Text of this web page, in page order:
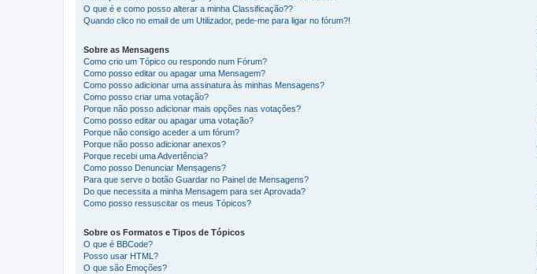
O que é e como posso alterar a minha Classificação??
Quando clico no email de um Utilizador, pede-me para ligar no fórum?!
Sobre as Mensagens
Como crio um Tópico ou respondo num Fórum?
Como posso editar ou apagar uma Mensagem?
Como posso adicionar uma assinatura às minhas Mensagens?
Como posso criar uma votação?
Porque não posso adicionar mais opções nas votações?
Como posso editar ou apagar uma votação?
Porque não consigo aceder a um fórum?
Porque não posso adicionar anexos?
Porque recebi uma Advertência?
Como posso Denunciar Mensagens?
Para que serve o botão Guardar no Painel de Mensagens?
Do que necessita a minha Mensagem para ser Aprovada?
Como posso ressuscitar os meus Tópicos?
Sobre os Formatos e Tipos de Tópicos
O que é BBCode?
Posso usar HTML?
O que são Emoções?